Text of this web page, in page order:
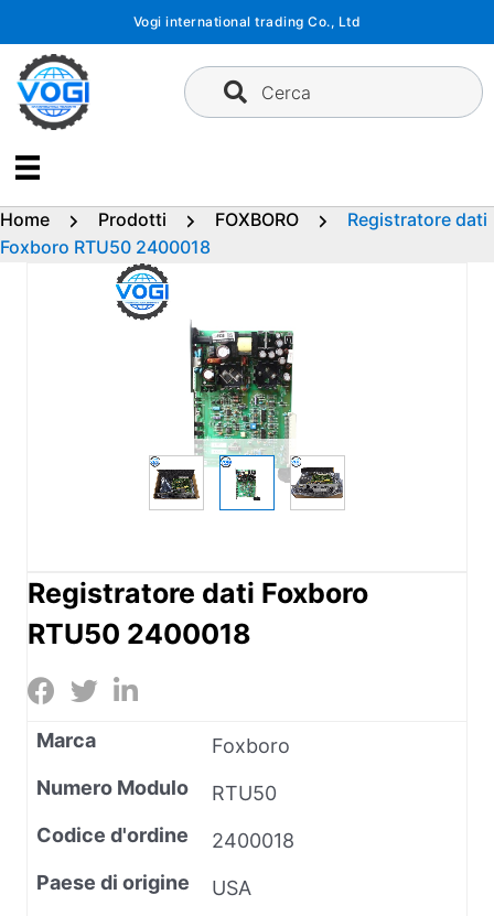
contenuto
Vogi international trading Co., Ltd
Cerca
Home Prodotti FOXBORO
Registratore dati
Foxboro RTU50 2400018
Registratore dati Foxboro
RTU50 2400018
Marca
Foxboro
Numero Modulo
RTU50
Codice d'ordine
2400018
Paese di origine
USA